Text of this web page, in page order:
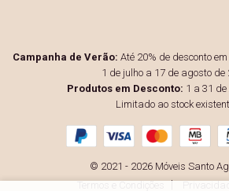
Campanha de Verão: Até 20% de desconto
1 de julho a 17 de agosto de
Produtos em Desconto: 1 a 31
Limitado ao stock
© 2021 - 2026 Móveis Santo